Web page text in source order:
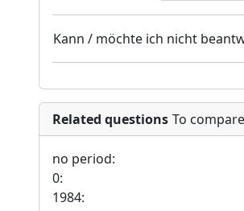
Kann / möchte ich nicht
Related questions To
no period:
0:
1984: